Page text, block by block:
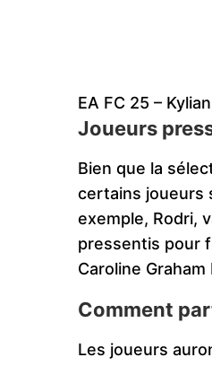
EA FC 25 –
Joueurs
Bien que la
certains joueurs
exemple, Rodri,
pressentis pour
Caroline
Comment
Les joueurs